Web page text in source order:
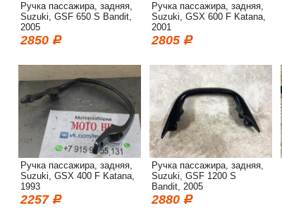
Ручка пассажира, задняя,
Suzuki, GSF 650 S Bandit,
2005
2850
Ручка пассажира, задняя,
Suzuki, GSX 600 F Katana,
2001
2805
Ручка пассажира, задняя,
Suzuki, GSX 400 F Katana,
1993
2257
Ручка пассажира, задняя,
Suzuki, GSF 1200 S
Bandit, 2005
2880